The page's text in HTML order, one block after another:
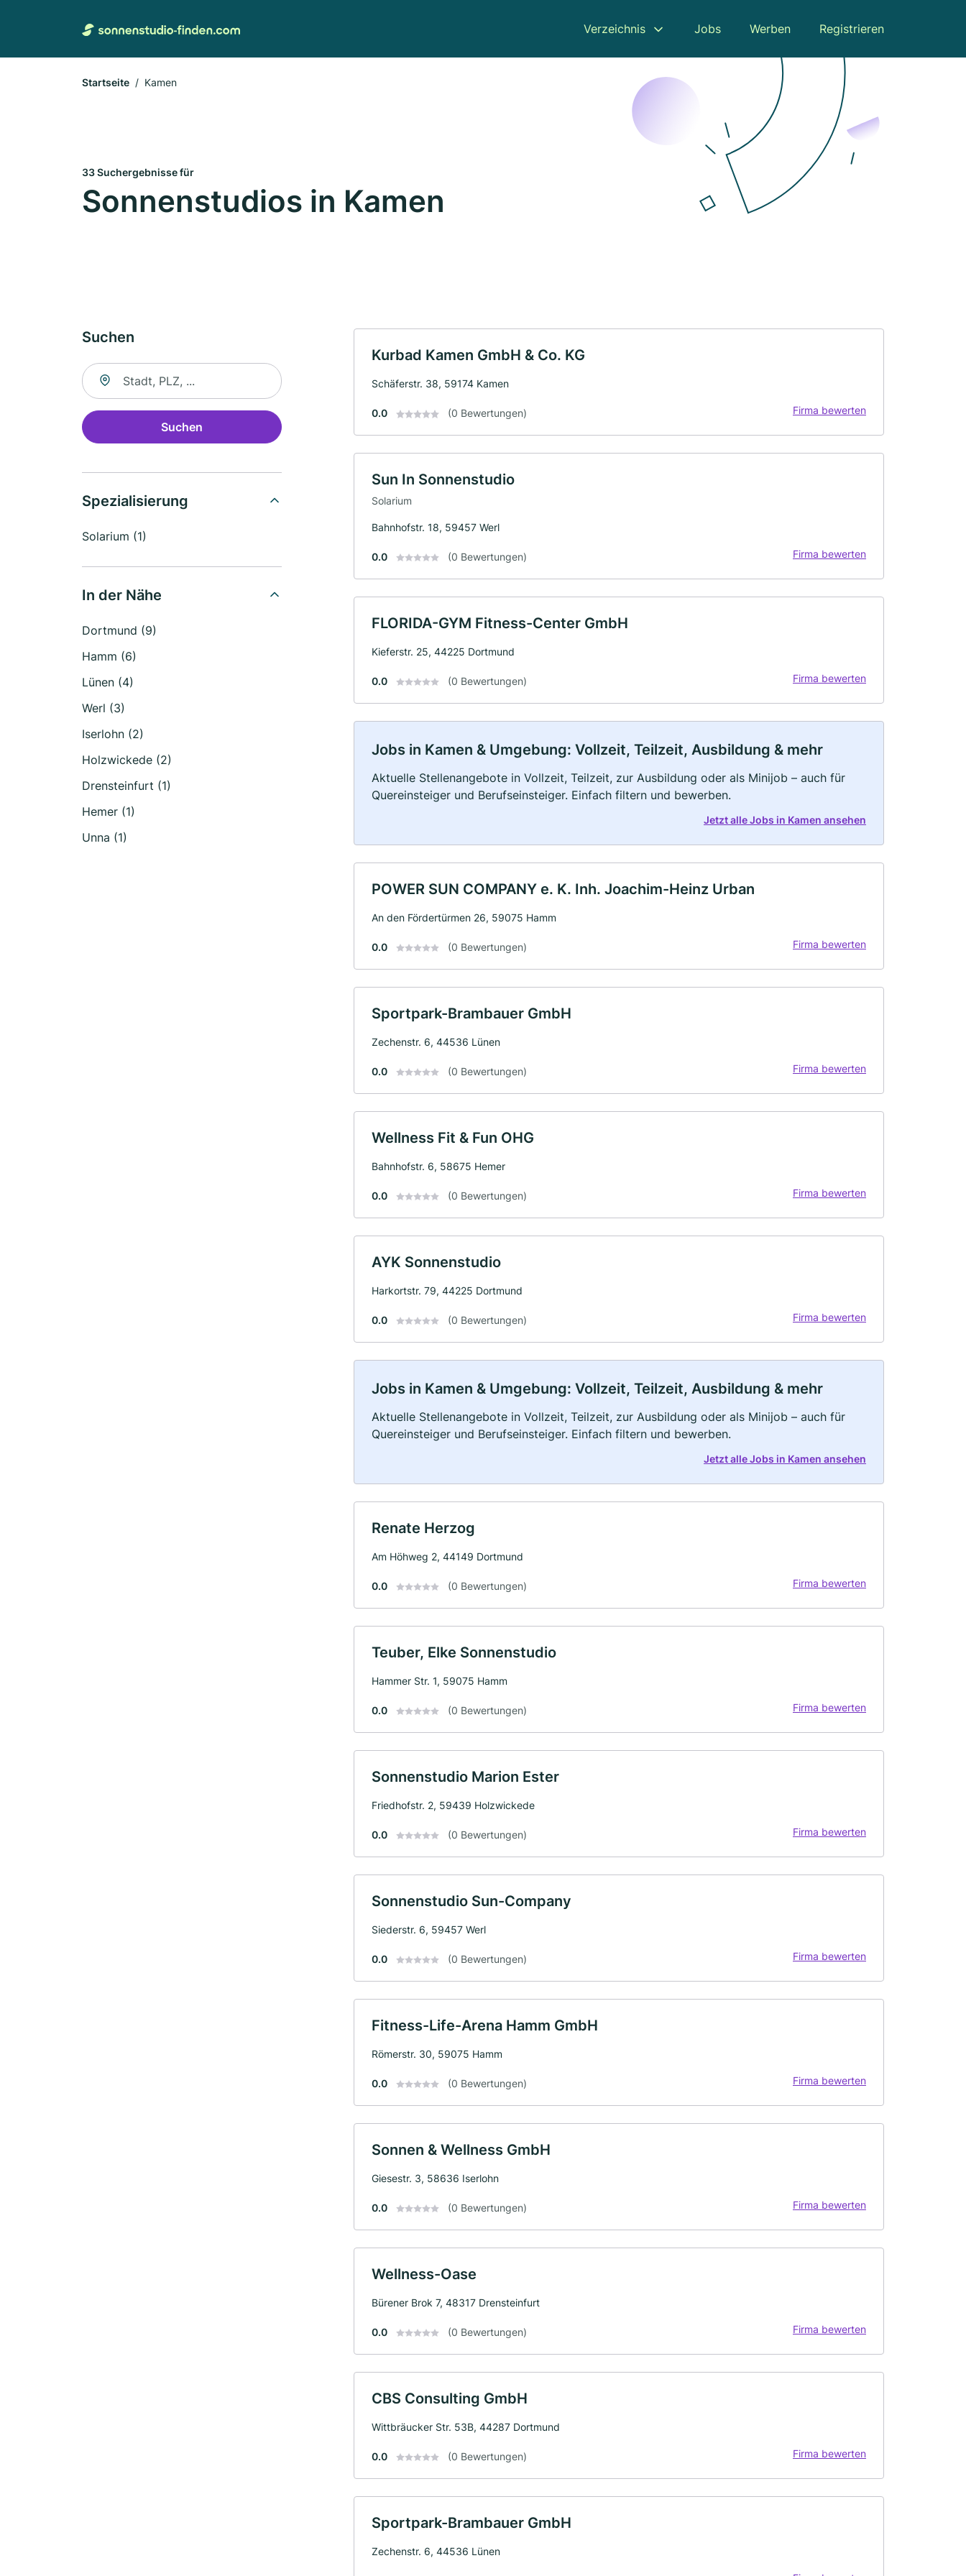
Verzeichnis Jobs Werben Registrieren
Startseite Kamen
33 Suchergebnisse für
Sonnenstudios in Kamen
Suchen
Suche nach Ort
Suchen
Spezialisierung
Solarium (1)
In der Nähe
Dortmund (9)
Hamm (6)
Lünen (4)
Werl (3)
Iserlohn (2)
Holzwickede (2)
Drensteinfurt (1)
Hemer (1)
Unna (1)
Kurbad Kamen GmbH & Co. KG
Schäferstr. 38, 59174 Kamen
0.0 (0 Bewertungen) Firma bewerten
Sun In Sonnenstudio
Solarium
Bahnhofstr. 18, 59457 Werl
0.0 (0 Bewertungen) Firma bewerten
FLORIDA-GYM Fitness-Center GmbH
Kieferstr. 25, 44225 Dortmund
0.0 (0 Bewertungen) Firma bewerten
Jobs in Kamen & Umgebung: Vollzeit, Teilzeit, Ausbildung & mehr
Aktuelle Stellenangebote in Vollzeit, Teilzeit, zur Ausbildung oder als Minijob – auch für
Quereinsteiger und Berufseinsteiger. Einfach filtern und bewerben.
Jetzt alle Jobs in Kamen ansehen
POWER SUN COMPANY e. K. Inh. Joachim-Heinz Urban
An den Fördertürmen 26, 59075 Hamm
0.0 (0 Bewertungen) Firma bewerten
Sportpark-Brambauer GmbH
Zechenstr. 6, 44536 Lünen
0.0 (0 Bewertungen) Firma bewerten
Wellness Fit & Fun OHG
Bahnhofstr. 6, 58675 Hemer
0.0 (0 Bewertungen) Firma bewerten
AYK Sonnenstudio
Harkortstr. 79, 44225 Dortmund
0.0 (0 Bewertungen) Firma bewerten
Jobs in Kamen & Umgebung: Vollzeit, Teilzeit, Ausbildung & mehr
Aktuelle Stellenangebote in Vollzeit, Teilzeit, zur Ausbildung oder als Minijob – auch für
Quereinsteiger und Berufseinsteiger. Einfach filtern und bewerben.
Jetzt alle Jobs in Kamen ansehen
Renate Herzog
Am Höhweg 2, 44149 Dortmund
0.0 (0 Bewertungen) Firma bewerten
Teuber, Elke Sonnenstudio
Hammer Str. 1, 59075 Hamm
0.0 (0 Bewertungen) Firma bewerten
Sonnenstudio Marion Ester
Friedhofstr. 2, 59439 Holzwickede
0.0 (0 Bewertungen) Firma bewerten
Sonnenstudio Sun-Company
Siederstr. 6, 59457 Werl
0.0 (0 Bewertungen) Firma bewerten
Fitness-Life-Arena Hamm GmbH
Römerstr. 30, 59075 Hamm
0.0 (0 Bewertungen) Firma bewerten
Sonnen & Wellness GmbH
Giesestr. 3, 58636 Iserlohn
0.0 (0 Bewertungen) Firma bewerten
Wellness-Oase
Bürener Brok 7, 48317 Drensteinfurt
0.0 (0 Bewertungen) Firma bewerten
CBS Consulting GmbH
Wittbräucker Str. 53B, 44287 Dortmund
0.0 (0 Bewertungen) Firma bewerten
Sportpark-Brambauer GmbH
Zechenstr. 6, 44536 Lünen